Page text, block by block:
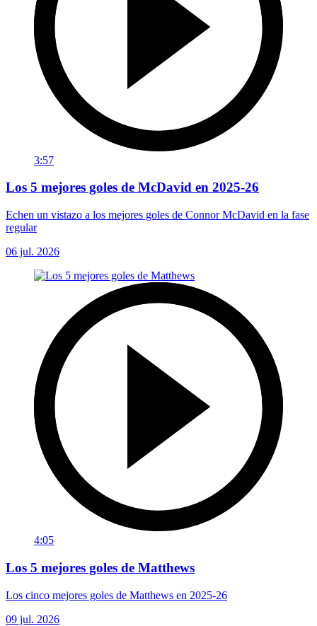
3:57
Los 5 mejores goles de McDavid en 2025-26
Echen un vistazo a los mejores goles de Connor McDavid en la fase
regular
06 jul. 2026
4:05
Los 5 mejores goles de Matthews
Los cinco mejores goles de Matthews en 2025-26
09 jul. 2026